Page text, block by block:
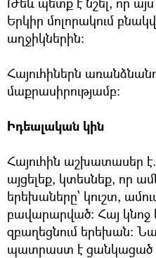
Երկիր մոլորակում
աղջիկներին:
Հայուհիներն
մաքրասիրությամբ:
Իդեալական կին
Հայուհին աշխատասեր է.
այցելեք, կտեսնեք, որ
երեխաները՝ կուշտ,
բավարարված: Հայ կնոջ
զբաղեցնում երեխան:
պատրաստ է ցանկացած